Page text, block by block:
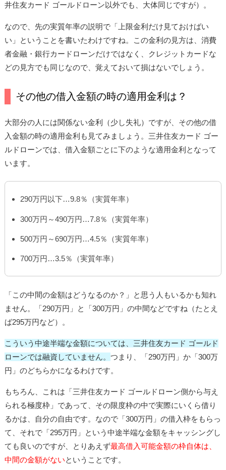
井住友カード ゴールドローン以外でも、大体同じですが）。
なので、先の実質年率の説明で「上限金利だけ見ておけばい
い」ということを書いたわけですね。この金利の見方は、消費
者金融・銀行カードローンだけではなく、クレジットカードな
どの見方でも同じなので、覚えておいて損はないでしょう。
その他の借入金額の時の適用金利は？
大部分の人には関係ない金利（少し失礼）ですが、その他の借
入金額の時の適用金利も見てみましょう。三井住友カード ゴー
ルドローンでは、借入金額ごとに下のような適用金利となって
います。
290万円以下…9.8％（実質年率）
300万円～490万円…7.8％（実質年率）
500万円～690万円…4.5％（実質年率）
700万円…3.5％（実質年率）
「この中間の金額はどうなるのか？」と思う人もいるかも知れ
ません。「290万円」と「300万円」の中間などですね（たとえ
ば295万円など）。
こういう中途半端な金額については、三井住友カード ゴールド
ローンでは融資していません。つまり、「290万円」か「300万
円」のどちらかになるわけです。
もちろん、これは「三井住友カード ゴールドローン側から与え
られる極度枠」であって、その限度枠の中で実際にいくら借り
るかは、自分の自由です。なので「300万円」の借入枠をもらっ
て、それで「295万円」という中途半端な金額をキャッシングし
ても良いのですが、とりあえず最高借入可能金額の枠自体は、
中間の金額がないということです。